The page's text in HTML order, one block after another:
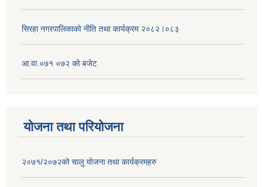
सिरहा नगरपालिकाको नीति तथा कार्यक्रम २०८२।०८३
आ.वा.०७१ ०७२ को बजेट
योजना तथा परियोजना
२०७१/२०७२को चालु योजना तथा कार्यक्रमहरु